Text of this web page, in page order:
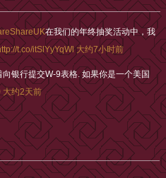
在我们的年终抽奖活动中，我
t.co/itSlYyYqWl 大约7小时前
银行提交W-9表格. 如果你是一个美国
大约2天前